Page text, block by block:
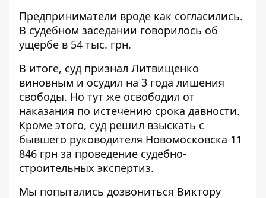
Предприниматели вроде как согласились.
В судебном заседании говорилось об
ущербе в 54 тыс. грн.
В итоге, суд признал Литвищенко
виновным и осудил на 3 года лишения
свободы. Но тут же освободил от
наказания по истечению срока давности.
Кроме этого, суд решил взыскать с
бывшего руководителя Новомосковска 11
846 грн за проведение судебно-
строительных экспертиз.
Мы попытались дозвониться Виктору